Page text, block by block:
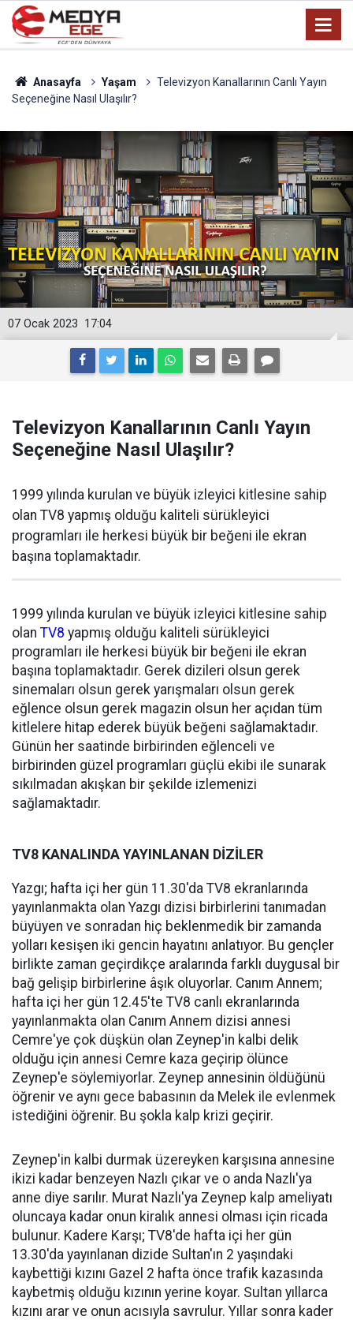
Anasayfa Yaşam
Televizyon Kanallarının Canlı Yayın
Seçeneğine Nasıl Ulaşılır?
17:04
07 Ocak 2023
Televizyon Kanallarının Canlı Yayın
Seçeneğine Nasıl Ulaşılır?
1999 yılında kurulan ve büyük izleyici kitlesine sahip
olan TV8 yapmış olduğu kaliteli sürükleyici
programları ile herkesi büyük bir beğeni ile ekran
başına toplamaktadır.
1999 yılında kurulan ve büyük izleyici kitlesine sahip
olan TV8 yapmış olduğu kaliteli sürükleyici
programları ile herkesi büyük bir beğeni ile ekran
başına toplamaktadır. Gerek dizileri olsun gerek
sinemaları olsun gerek yarışmaları olsun gerek
eğlence olsun gerek magazin olsun her açıdan tüm
kitlelere hitap ederek büyük beğeni sağlamaktadır.
Günün her saatinde birbirinden eğlenceli ve
birbirinden güzel programları güçlü ekibi ile sunarak
sıkılmadan akışkan bir şekilde izlemenizi
sağlamaktadır.
TV8 KANALINDA YAYINLANAN DİZİLER
Yazgı; hafta içi her gün 11.30'da TV8 ekranlarında
yayınlanmakta olan Yazgı dizisi birbirlerini tanımadan
büyüyen ve sonradan hiç beklenmedik bir zamanda
yolları kesişen iki gencin hayatını anlatıyor. Bu gençler
birlikte zaman geçirdikçe aralarında farklı duygusal bir
bağ gelişip birbirlerine âşık oluyorlar. Canım Annem;
hafta içi her gün 12.45'te TV8 canlı ekranlarında
yayınlanmakta olan Canım Annem dizisi annesi
Cemre'ye çok düşkün olan Zeynep'in kalbi delik
olduğu için annesi Cemre kaza geçirip ölünce
Zeynep'e söylemiyorlar. Zeynep annesinin öldüğünü
öğrenir ve aynı gece babasının da Melek ile evlenmek
istediğini öğrenir. Bu şokla kalp krizi geçirir.
Zeynep'in kalbi durmak üzereyken karşısına annesine
ikizi kadar benzeyen Nazlı çıkar ve o anda Nazlı'ya
anne diye sarılır. Murat Nazlı'ya Zeynep kalp ameliyatı
oluncaya kadar onun kiralık annesi olması için ricada
bulunur. Kadere Karşı; TV8'de hafta içi her gün
13.30'da yayınlanan dizide Sultan'ın 2 yaşındaki
kaybettiği kızını Gazel 2 hafta önce trafik kazasında
kaybetmiş olduğu kızının yerine koyar. Sultan yıllarca
kızını arar ve onun acısıyla savrulur. Yıllar sonra kader